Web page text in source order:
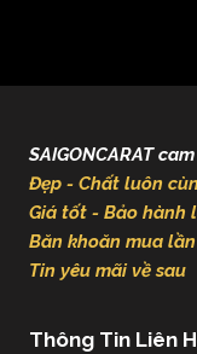
SAIGONCARAT
Đẹp - Chất luôn
Giá tốt - Bảo hành
Băn khoăn mua
Tin yêu mãi về sau
Thông Tin Liên